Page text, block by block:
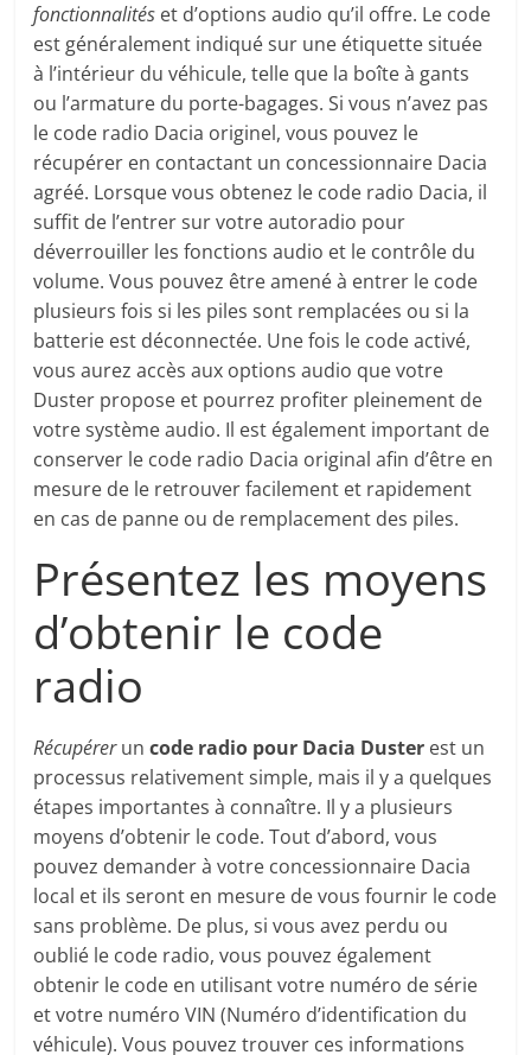
fonctionnalités et d’options audio qu’il offre. Le code
est généralement indiqué sur une étiquette située
à l’intérieur du véhicule, telle que la boîte à gants
ou l’armature du porte-bagages. Si vous n’avez pas
le code radio Dacia originel, vous pouvez le
récupérer en contactant un concessionnaire Dacia
agréé. Lorsque vous obtenez le code radio Dacia, il
suffit de l’entrer sur votre autoradio pour
déverrouiller les fonctions audio et le contrôle du
volume. Vous pouvez être amené à entrer le code
plusieurs fois si les piles sont remplacées ou si la
batterie est déconnectée. Une fois le code activé,
vous aurez accès aux options audio que votre
Duster propose et pourrez profiter pleinement de
votre système audio. Il est également important de
conserver le code radio Dacia original afin d’être en
mesure de le retrouver facilement et rapidement
en cas de panne ou de remplacement des piles.
Présentez les moyens
d’obtenir le code
radio
Récupéreruncode radio pour Dacia Duster est un
processus relativement simple, mais il y a quelques
étapes importantes à connaître. Il y a plusieurs
moyens d’obtenir le code. Tout d’abord, vous
pouvez demander à votre concessionnaire Dacia
local et ils seront en mesure de vous fournir le code
sans problème. De plus, si vous avez perdu ou
oublié le code radio, vous pouvez également
obtenir le code en utilisant votre numéro de série
et votre numéro VIN (Numéro d’identification du
véhicule). Vous pouvez trouver ces informations